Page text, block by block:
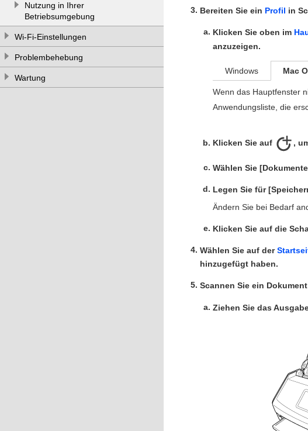
Nutzung in Ihrer
Betriebsumgebung
Wi-Fi-Einstellungen
Problembehebung
Wartung
Bereiten Sie ein Profil in
Klicken Sie oben im
anzuzeigen.
Windows Mac
Wenn das Hauptfenster
Anwendungsliste, die
Klicken Sie auf ,
Wählen Sie
Legen Sie für
Ändern Sie bei Bedarf
Klicken Sie auf die
Wählen Sie auf der
hinzugefügt haben.
Scannen Sie ein
Ziehen Sie das